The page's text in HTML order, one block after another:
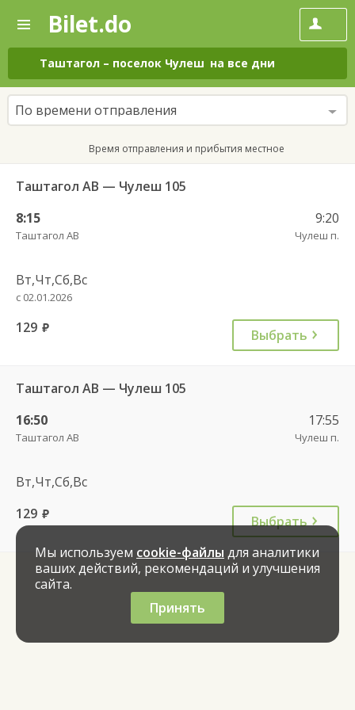
—
Поиск
и
покупка
билетов
на
автобус
онлайн
Bilet.do
Таштагол – поселок Чулеш на все дни
По времени отправления
Время отправления и прибытия местное
Таштагол АВ — Чулеш 105
8:15
Таштагол АВ
9:20
Чулеш п.
Вт,Чт,Сб,Вс
с 02.01.2026
129 руб. Выбрать
Таштагол АВ — Чулеш 105
16:50
Таштагол АВ
17:55
Чулеш п.
Вт,Чт,Сб,Вс
129 руб.
Выбрать
Мы используем cookie-файлы для аналитики
ваших действий, рекомендаций и улучшения
сайта.
Принять